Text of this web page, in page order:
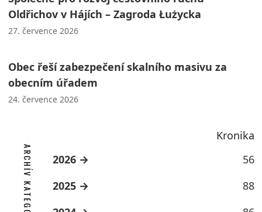
Oldřichov v Hájích – Zagroda Łużycka
27. července 2026
Obec řeší zabezpečení skalního masivu za
obecním úřadem
24. července 2026
Kronika
ARCHÍV KATEGORIE 2026
56
2025
88